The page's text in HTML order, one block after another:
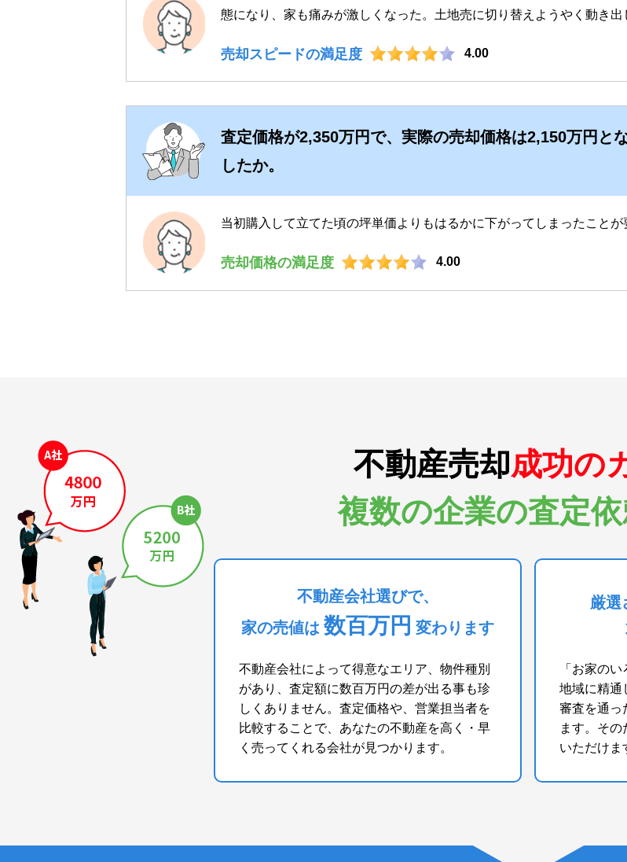
態になり、家も痛みが激しくなった。土地売に切り替えようやく動き出
売却スピードの満足度 4.00
査定価格が2,350万円で、実際の売却価格は2,150万円と
したか。
当初購入して立てた頃の坪単価よりもはるかに下がってしまったことが
売却価格の満足度 4.00
不動産売却成功の
複数の企業の査定
不動産会社選びで、
家の売値は 数百万円 変わります
不動産会社によって得意なエリア、物件種別
があり、査定額に数百万円の差が出る事も珍
しくありません。査定価格や、営業担当者を
比較することで、あなたの不動産を高く・早
く売ってくれる会社が見つかります。
厳選
「お家の
地域に精通
審査を通っ
ます。そ
いただけま